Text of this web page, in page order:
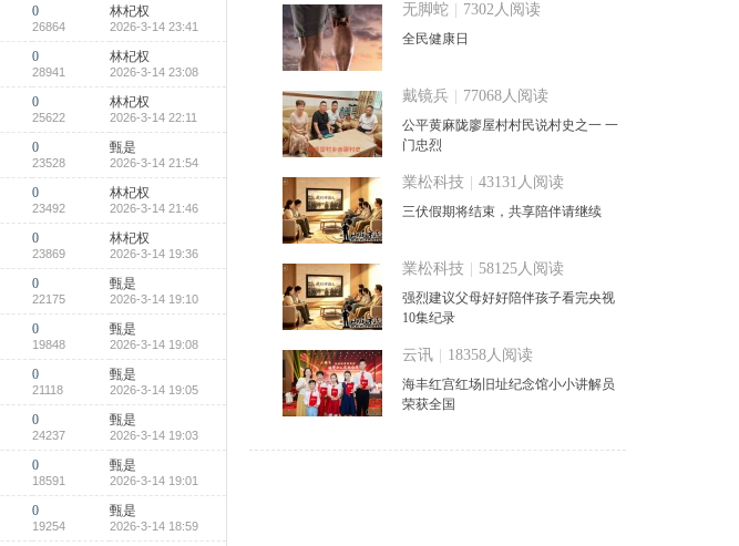
0
26864
林杞权
2026-3-14 23:41
0
28941
林杞权
2026-3-14 23:08
0
25622
林杞权
2026-3-14 22:11
0
23528
甄是
2026-3-14 21:54
0
23492
林杞权
2026-3-14 21:46
0
23869
林杞权
2026-3-14 19:36
0
22175
甄是
2026-3-14 19:10
0
19848
甄是
2026-3-14 19:08
0
21118
甄是
2026-3-14 19:05
0
24237
甄是
2026-3-14 19:03
0
18591
甄是
2026-3-14 19:01
0
19254
甄是
2026-3-14 18:59
无脚蛇 7302人阅读
全民健康日
戴镜兵 77068人阅读
公平黄麻陇廖屋村村民说村史之一 一
门忠烈
業松科技 43131人阅读
三伏假期将结束，共享陪伴请继续
業松科技 58125人阅读
强烈建议父母好好陪伴孩子看完央视
10集纪录
云讯 18358人阅读
海丰红宫红场旧址纪念馆小小讲解员
荣获全国